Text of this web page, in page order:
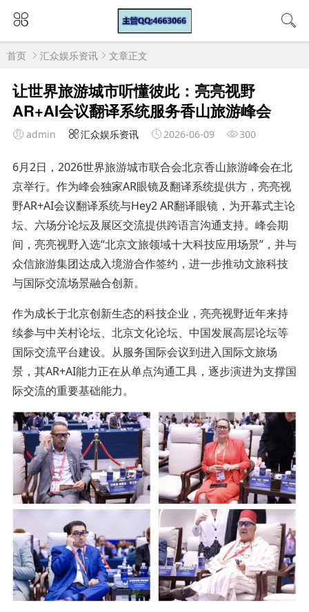
首页 汇众娱乐资讯 文章正文
让世界旅游城市听懂彼此：亮亮视野
AR+AI会议翻译系统服务香山旅游峰会
admin 汇众娱乐资讯 2026-06-09 300
6月2日，2026世界旅游城市联合会北京香山旅游峰会在北
京举行。作为峰会独家AR眼镜及翻译系统提供方，亮亮视
野AR+AI会议翻译系统与Hey2 AR翻译眼镜，为开幕式主论
坛、六场分论坛及展区交流提供跨语言沟通支持。峰会期
间，亮亮视野入选“北京文旅领域十大科技应用场景”，并与
众信旅游集团达成入境游合作签约，进一步推动文旅科技
与国际交流场景融合创新。
作为成长于北京创新生态的科技企业，亮亮视野近年来持
续参与中关村论坛、北京文化论坛、中国发展高层论坛等
国际交流平台建设。从服务国际会议到进入国际文旅场
景，其AR+AI能力正在从单点沟通工具，逐步演进为支撑国
际交流的重要基础能力。